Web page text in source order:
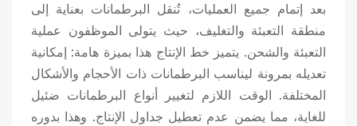
بعد إتمام جميع العمليات، تُنقل البرطمانات بعناية إلى
منطقة التعبئة والتغليف، حيث يتولى الموظفون عملية
التعبئة والشحن. يتميز خط الإنتاج هذا بميزة هامة: إمكانية
تعديله بمرونة ليناسب البرطمانات ذات الأحجام والأشكال
المختلفة. الوقت اللازم لتغيير أنواع البرطمانات ضئيل
للغاية، مما يضمن عدم تعطيل جداول الإنتاج. وهذا بدوره